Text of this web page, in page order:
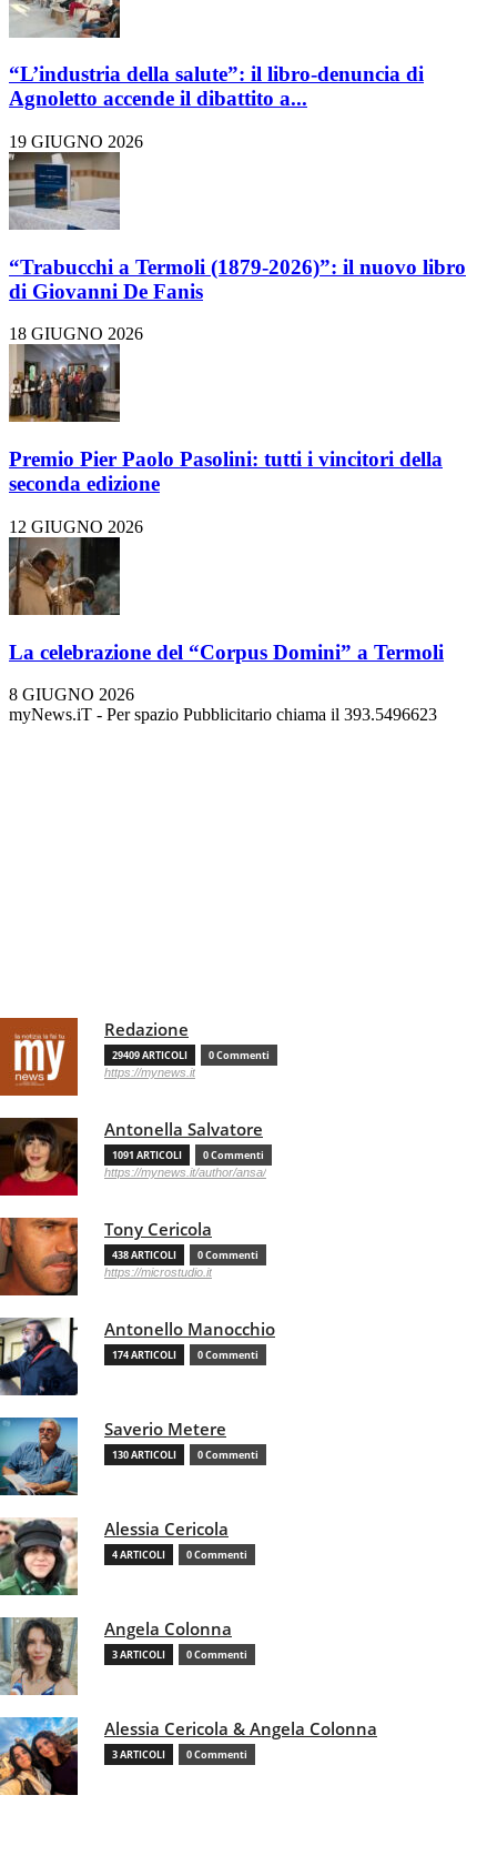
“L’industria della salute”: il libro-denuncia di
Agnoletto accende il dibattito a...
19 GIUGNO 2026
“Trabucchi a Termoli (1879-2026)”: il nuovo libro
di Giovanni De Fanis
18 GIUGNO 2026
Premio Pier Paolo Pasolini: tutti i vincitori della
seconda edizione
12 GIUGNO 2026
La celebrazione del “Corpus Domini” a Termoli
8 GIUGNO 2026
myNews.iT - Per spazio Pubblicitario chiama il 393.5496623
Redazione
29409 ARTICOLI 0 Commenti
https://mynews.it
Antonella Salvatore
1091 ARTICOLI 0 Commenti
https://mynews.it/author/ansa/
Tony Cericola
438 ARTICOLI 0 Commenti
https://microstudio.it
Antonello Manocchio
174 ARTICOLI 0 Commenti
Saverio Metere
130 ARTICOLI 0 Commenti
Alessia Cericola
4 ARTICOLI 0 Commenti
Angela Colonna
3 ARTICOLI 0 Commenti
Alessia Cericola & Angela Colonna
3 ARTICOLI 0 Commenti